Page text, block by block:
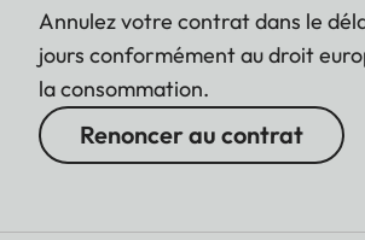
Annulez votre contrat dans le
jours conformément au droit
la consommation.
Renoncer au contrat